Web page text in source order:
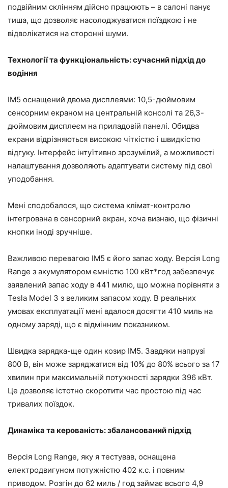
подвійним склінням дійсно працюють – в салоні панує
тиша, що дозволяє насолоджуватися поїздкою і не
відволікатися на сторонні шуми.
Технології та функціональність: сучасний підхід до
водіння
IM5 оснащений двома дисплеями: 10,5-дюймовим
сенсорним екраном на центральній консолі та 26,3-
дюймовим дисплеєм на приладовій панелі. Обидва
екрани відрізняються високою чіткістю і швидкістю
відгуку. Інтерфейс інтуїтивно зрозумілий, а можливості
налаштування дозволяють адаптувати систему під свої
уподобання.
Мені сподобалося, що система клімат-контролю
інтегрована в сенсорний екран, хоча визнаю, що фізичні
кнопки іноді зручніше.
Важливою перевагою IM5 є його запас ходу. Версія Long
Range з акумулятором ємністю 100 кВт*год забезпечує
заявлений запас ходу в 441 милю, що можна порівняти з
Tesla Model 3 з великим запасом ходу. В реальних
умовах експлуатації мені вдалося досягти 410 миль на
одному заряді, що є відмінним показником.
Швидка зарядка-ще один козир IM5. Завдяки напрузі
800 В, він може заряджатися від 10% до 80% всього за 17
хвилин при максимальній потужності зарядки 396 кВт.
Це дозволяє істотно скоротити час простою під час
тривалих поїздок.
Динаміка та керованість: збалансований підхід
Версія Long Range, яку я тестував, оснащена
електродвигуном потужністю 402 к.с. і повним
приводом. Розгін до 62 миль / год займає всього 4,9